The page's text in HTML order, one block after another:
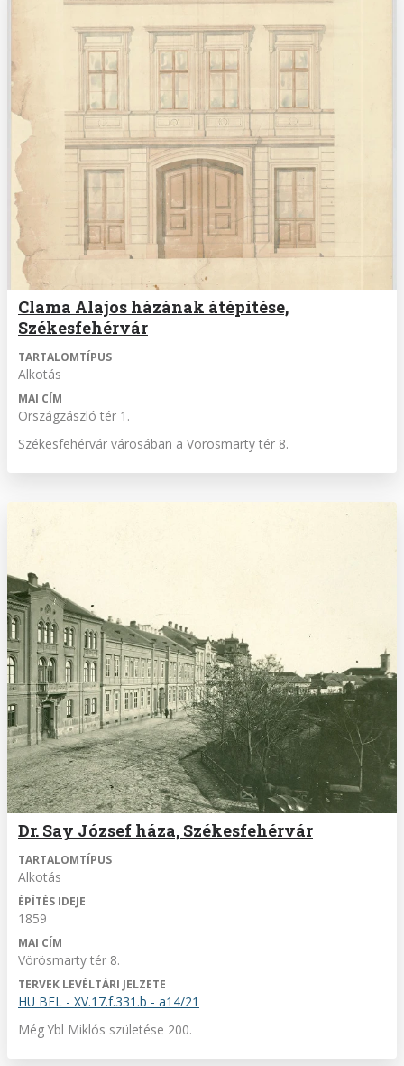
Clama Alajos házának átépítése,
Székesfehérvár
TARTALOMTÍPUS
Alkotás
MAI CÍM
Országzászló tér 1.
Székesfehérvár városában a Vörösmarty tér 8.
Dr. Say József háza, Székesfehérvár
TARTALOMTÍPUS
Alkotás
ÉPÍTÉS IDEJE
1859
MAI CÍM
Vörösmarty tér 8.
TERVEK LEVÉLTÁRI JELZETE
HU BFL - XV.17.f.331.b - a14/21
Még Ybl Miklós születése 200.